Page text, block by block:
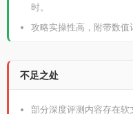
时。
攻略实操性高，附带数值
不足之处
部分深度评测内容存在软